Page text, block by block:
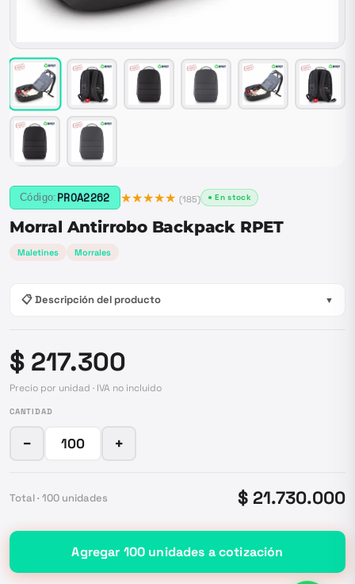
Código: PROA2262 ★★★★★ (185) ● En stock
Morral Antirrobo Backpack RPET
Maletines Morrales
📋 Descripción del producto ▼
$ 217.300
Precio por unidad · IVA no incluido
CANTIDAD
− +
Total · 100 unidades $ 21.730.000
Agregar 100 unidades a cotización